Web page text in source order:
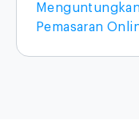
Pemasaran